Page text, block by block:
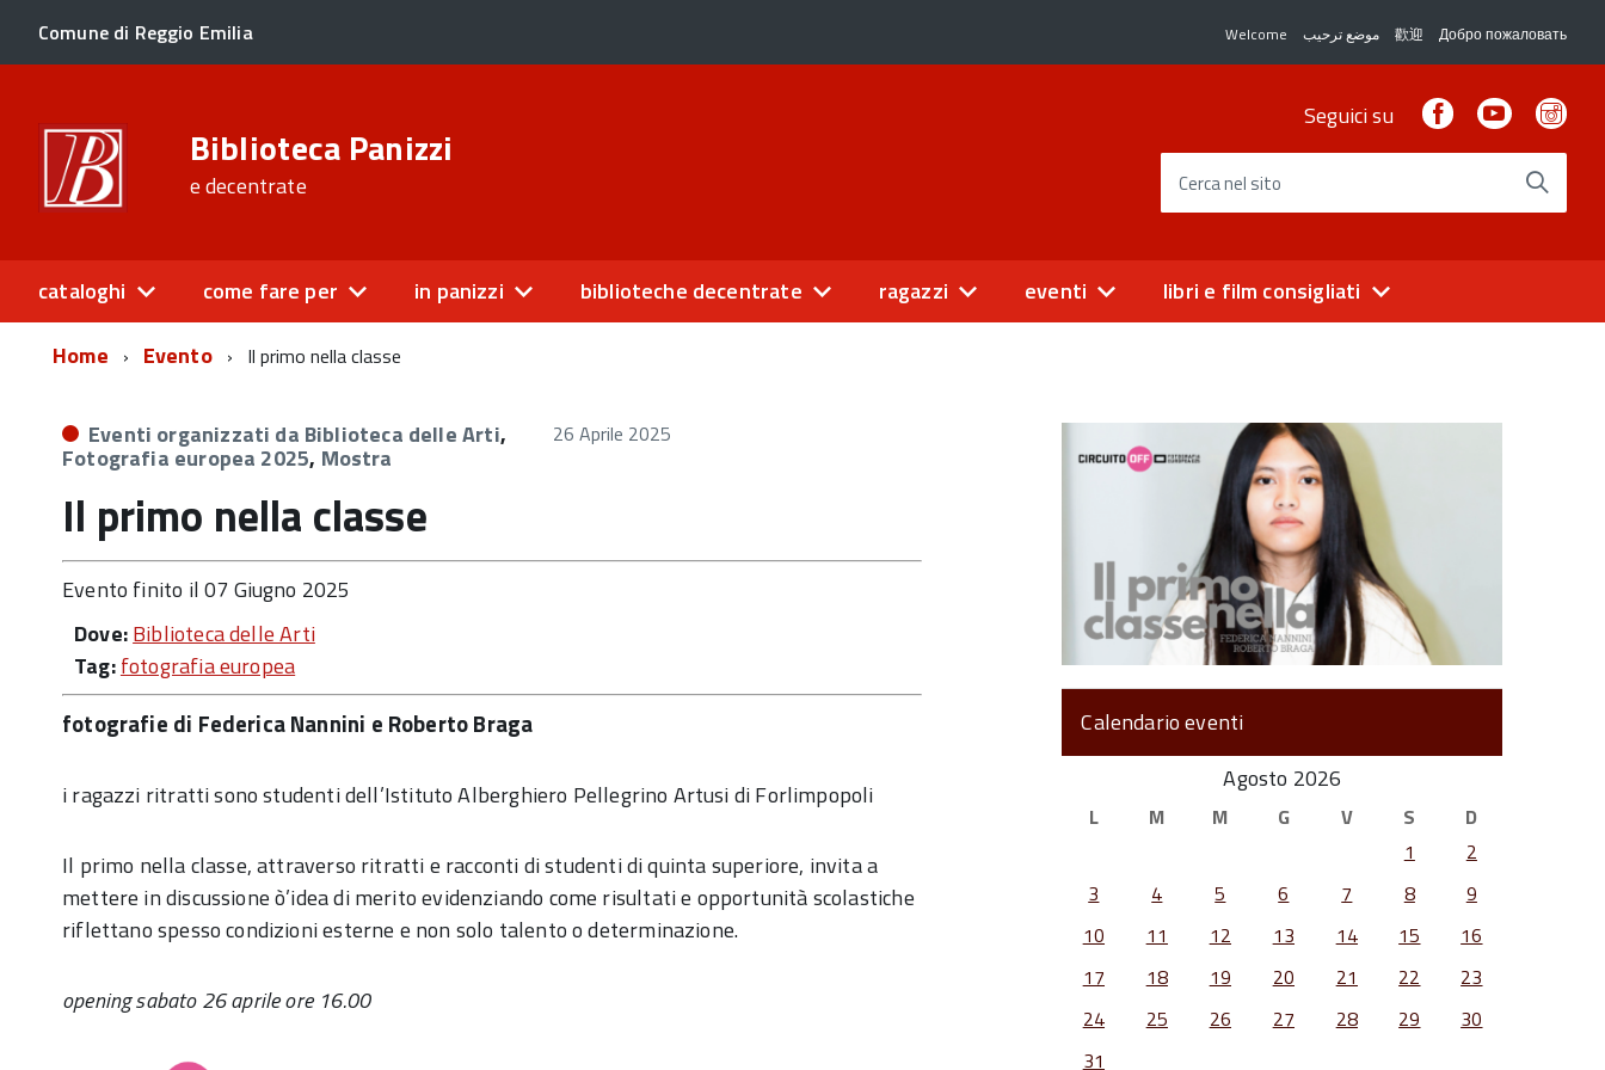
Comune di Reggio Emilia Welcome موضع ترحيب 歡迎 Добро пожаловать
Biblioteca Panizzi
e decentrate
Seguici su FacebookYoutube
Cerca nel sito
cataloghi come fare per in panizzi biblioteche decentrate ragazzi eventi
libri e film consigliati
Home
Evento Il primo nella classe
Eventi organizzati da Biblioteca delle Arti,
Fotografia europea 2025, Mostra
26 Aprile 2025
Il primo nella classe
Evento finito il 07 Giugno 2025
Dove:Biblioteca delle Arti
Tag:fotografia europea
fotografie di Federica Nannini e Roberto Braga
i ragazzi ritratti sono studenti dell’Istituto Alberghiero Pellegrino Artusi di Forlimpopoli
Il primo nella classe, attraverso ritratti e racconti di studenti di quinta superiore, invita a
mettere in discussione ò’idea di merito evidenziando come risultati e opportunità scolastiche
riflettano spesso condizioni esterne e non solo talento o determinazione.
opening sabato 26 aprile ore 16.00
Calendario eventi
Agosto 2026
L M M G V S
D
1
2
3
4 5 6 7 8
9
10
11 12 13 14 15
16
17
18 19 20 21 22
23
24
25 26 27 28 29
30
31